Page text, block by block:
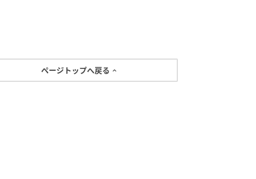
ページトップへ戻る